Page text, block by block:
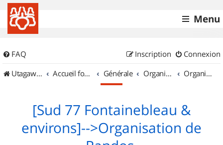
Menu
FAQ Connexion
Inscription
UtagawaVTT (Randos VTT et VTTAE avec traces GPS)
Accueil forum Générale Organisation de sorties & Recherche de partenaires Organisation de sorties en région Île de France
[Sud 77 Fontainebleau &
environs]-->Organisation de